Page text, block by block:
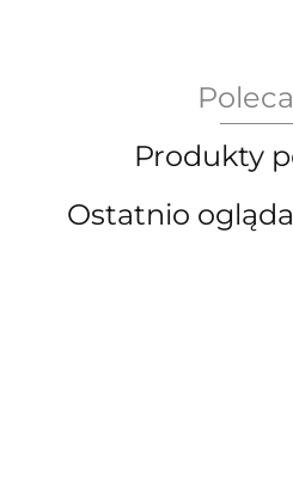
Bergdala
Produkty
Ostatnio